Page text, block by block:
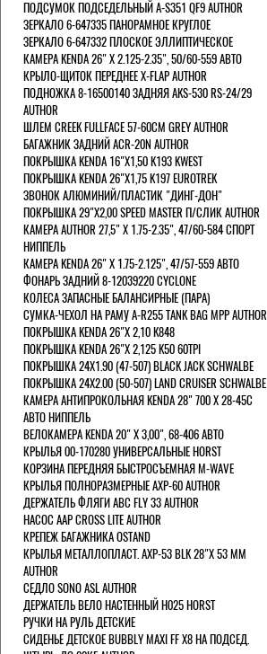
ПОДСУМОК ПОДСЕДЕЛЬНЫЙ A-S351 QF9 AUTHOR
ЗЕРКАЛО 6-647335 ПАНОРАМНОЕ КРУГЛОЕ
ЗЕРКАЛО 6-647332 ПЛОСКОЕ ЭЛЛИПТИЧЕСКОЕ
КАМЕРА KENDA 26" Х 2.125-2.35", 50/60-559 АВТО
КРЫЛО-ЩИТОК ПЕРЕДНЕЕ X-FLAP AUTHOR
ПОДНОЖКА 8-16500140 ЗАДНЯЯ AKS-530 RS-24/29
AUTHOR
ШЛЕМ CREEK FULLFACE 57-60СМ GREY AUTHOR
БАГАЖНИК ЗАДНИЙ ACR-20N AUTHOR
ПОКРЫШКА KENDA 16"Х1,50 K193 KWEST
ПОКРЫШКА KENDA 26"Х1,75 K197 EUROTREK
ЗВОНОК АЛЮМИНИЙ/ПЛАСТИК "ДИНГ-ДОН"
ПОКРЫШКА 29"Х2,00 SPEED MASTER П/СЛИК AUTHOR
КАМЕРА AUTHOR 27,5" Х 1.75-2.35", 47/60-584 СПОРТ
НИППЕЛЬ
КАМЕРА KENDA 26" Х 1.75-2.125", 47/57-559 АВТО
ФОНАРЬ ЗАДНИЙ 8-12039220 CYCLONE
КОЛЕСА ЗАПАСНЫЕ БАЛАНСИРНЫЕ (ПАРА)
CУМКА-ЧЕХОЛ НА РАМУ A-R255 TANK BAG MPP AUTHOR
ПОКРЫШКА KENDA 26"Х 2,10 K848
ПОКРЫШКА KENDA 26"Х 2,125 K50 60TPI
ПОКРЫШКА 24X1.90 (47-507) BLACK JACK SCHWALBE
ПОКРЫШКА 24X2.00 (50-507) LAND CRUISER SCHWALBE
КАМЕРА АНТИПРОКОЛЬНАЯ KENDA 28" 700 Х 28-45C
АВТО НИППЕЛЬ
ВЕЛОКАМЕРА KENDA 20" Х 3,00", 68-406 АВТО
КРЫЛЬЯ 00-170280 УНИВЕРСАЛЬНЫЕ HORST
КОРЗИНА ПЕРЕДНЯЯ БЫСТРОСЪЕМНАЯ M-WAVE
КРЫЛЬЯ ПОЛНОРАЗМЕРНЫЕ AXP-60 AUTHOR
ДЕРЖАТЕЛЬ ФЛЯГИ АВС FLY 33 AUTHOR
НАСОС AAP CROSS LITE AUTHOR
КРЕПЕЖ БАГАЖНИКА OSTAND
КРЫЛЬЯ МЕТАЛЛОПЛАСТ. AXP-53 BLK 28"Х 53 ММ
AUTHOR
СЕДЛО SONO ASL AUTHOR
ДЕРЖАТЕЛЬ ВЕЛО НАСТЕННЫЙ H025 HORST
РУЧКИ НА РУЛЬ ДЕТСКИЕ
СИДЕНЬЕ ДЕТСКОЕ BUBBLY MAXI FF X8 НА ПОДСЕД.